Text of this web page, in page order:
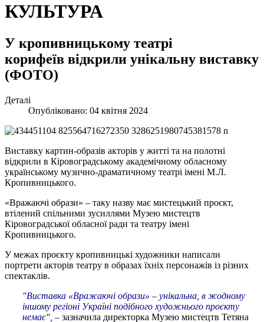
КУЛЬТУРА
У кропивницькому театрі
корифеїв відкрили унікальну виставку
(ФОТО)
Деталі
Опубліковано: 04 квітня 2024
Виставку картин-образів акторів у житті та на полотні
відкрили в Кіровоградському академічному обласному
українському музично-драматичному театрі імені М.Л.
Кропивницького.
«Вражаючі образи» – таку назву має мистецький проєкт,
втілений спільними зусиллями Музею мистецтв
Кіровоградської обласної ради та театру імені
Кропивницького.
У межах проєкту кропивницькі художники написали
портрети акторів театру в образах їхніх персонажів із різних
спектаклів.
"Виставка «Вражаючі образи» – унікальна, в жодному
іншому регіоні Україні подібного художнього проєкту
немає", – зазначила директорка Музею мистецтв Тетяна